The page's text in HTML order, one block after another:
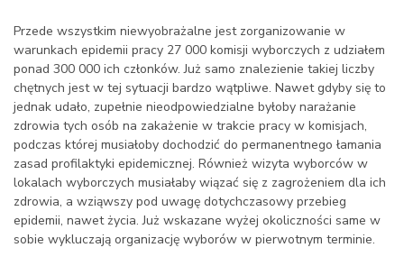
Przede wszystkim niewyobrażalne jest zorganizowanie w
warunkach epidemii pracy 27 000 komisji wyborczych z udziałem
ponad 300 000 ich członków. Już samo znalezienie takiej liczby
chętnych jest w tej sytuacji bardzo wątpliwe. Nawet gdyby się to
jednak udało, zupełnie nieodpowiedzialne byłoby narażanie
zdrowia tych osób na zakażenie w trakcie pracy w komisjach,
podczas której musiałoby dochodzić do permanentnego łamania
zasad profilaktyki epidemicznej. Również wizyta wyborców w
lokalach wyborczych musiałaby wiązać się z zagrożeniem dla ich
zdrowia, a wziąwszy pod uwagę dotychczasowy przebieg
epidemii, nawet życia. Już wskazane wyżej okoliczności same w
sobie wykluczają organizację wyborów w pierwotnym terminie.